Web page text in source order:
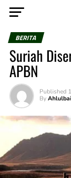
BERITA
Suriah
APBN
Published
By